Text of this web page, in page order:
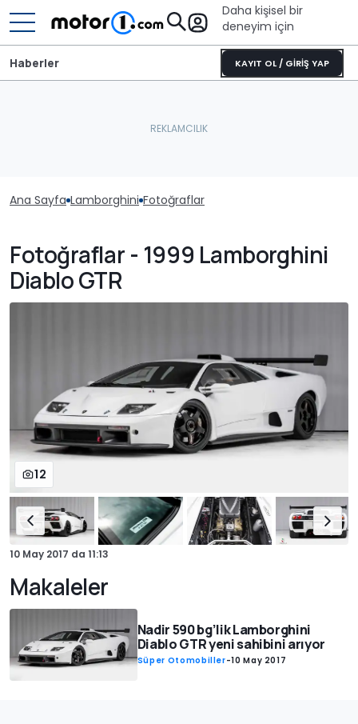
Daha kişisel bir
deneyim için
KAYIT OL / GİRİŞ YAP
Haberler
Ana Sayfa Lamborghini Fotoğraflar
Fotoğraflar - 1999 Lamborghini
Diablo GTR
12
10 May 2017 da 11:13
Makaleler
Nadir 590 bg’lik Lamborghini
Diablo GTR yeni sahibini arıyor
Süper Otomobiller-10 May 2017